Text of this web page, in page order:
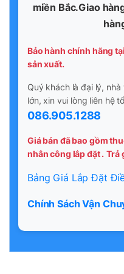
miền Bắc.Giao
Bảo hành chính hãng
sản xuất.
Quý khách là đại lý,
lớn, xin vui lòng liên hệ
086.905.1288
Giá bán đã bao gồm
nhân công lắp đặt . Trả
Bảng Giá Lắp Đặt
Chính Sách Vận